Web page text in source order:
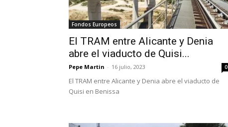
Fondos Europeos
El TRAM entre Alicante y Denia
abre el viaducto de Quisi...
Pepe Martin - 16 julio, 2023 0
El TRAM entre Alicante y Denia abre el viaducto de
Quisi en Benissa